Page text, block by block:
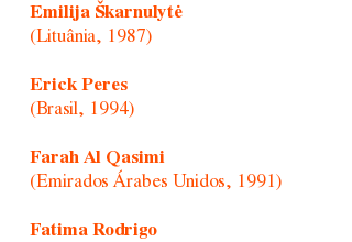
Emilija Škarnulytė
(Lituânia, 1987)
Erick Peres
(Brasil, 1994)
Farah Al Qasimi
(Emirados Árabes Unidos, 1991)
Fatima Rodrigo